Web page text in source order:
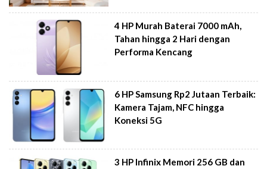
4 HP Murah Baterai 7000 mAh,
Tahan hingga 2 Hari dengan
Performa Kencang
6 HP Samsung Rp2 Jutaan Terbaik:
Kamera Tajam, NFC hingga
Koneksi 5G
3 HP Infinix Memori 256 GB dan